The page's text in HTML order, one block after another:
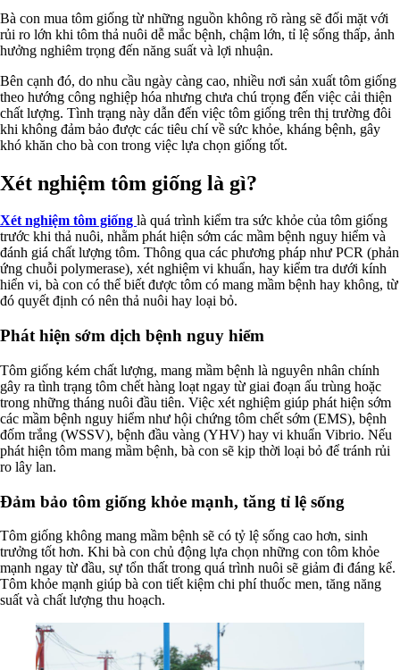
Bà con mua tôm giống từ những nguồn không rõ ràng sẽ đối mặt với
rủi ro lớn khi tôm thả nuôi dễ mắc bệnh, chậm lớn, tỉ lệ sống thấp, ảnh
hưởng nghiêm trọng đến năng suất và lợi nhuận.
Bên cạnh đó, do nhu cầu ngày càng cao, nhiều nơi sản xuất tôm giống
theo hướng công nghiệp hóa nhưng chưa chú trọng đến việc cải thiện
chất lượng. Tình trạng này dẫn đến việc tôm giống trên thị trường đôi
khi không đảm bảo được các tiêu chí về sức khỏe, kháng bệnh, gây
khó khăn cho bà con trong việc lựa chọn giống tốt.
Xét nghiệm tôm giống là gì?
Xét nghiệm tôm giống là quá trình kiểm tra sức khỏe của tôm giống
trước khi thả nuôi, nhằm phát hiện sớm các mầm bệnh nguy hiểm và
đánh giá chất lượng tôm. Thông qua các phương pháp như PCR (phản
ứng chuỗi polymerase), xét nghiệm vi khuẩn, hay kiểm tra dưới kính
hiển vi, bà con có thể biết được tôm có mang mầm bệnh hay không, từ
đó quyết định có nên thả nuôi hay loại bỏ.
Phát hiện sớm dịch bệnh nguy hiểm
Tôm giống kém chất lượng, mang mầm bệnh là nguyên nhân chính
gây ra tình trạng tôm chết hàng loạt ngay từ giai đoạn ấu trùng hoặc
trong những tháng nuôi đầu tiên. Việc xét nghiệm giúp phát hiện sớm
các mầm bệnh nguy hiểm như hội chứng tôm chết sớm (EMS), bệnh
đốm trắng (WSSV), bệnh đầu vàng (YHV) hay vi khuẩn Vibrio. Nếu
phát hiện tôm mang mầm bệnh, bà con sẽ kịp thời loại bỏ để tránh rủi
ro lây lan.
Đảm bảo tôm giống khỏe mạnh, tăng tỉ lệ sống
Tôm giống không mang mầm bệnh sẽ có tỷ lệ sống cao hơn, sinh
trưởng tốt hơn. Khi bà con chủ động lựa chọn những con tôm khỏe
mạnh ngay từ đầu, sự tổn thất trong quá trình nuôi sẽ giảm đi đáng kể.
Tôm khỏe mạnh giúp bà con tiết kiệm chi phí thuốc men, tăng năng
suất và chất lượng thu hoạch.